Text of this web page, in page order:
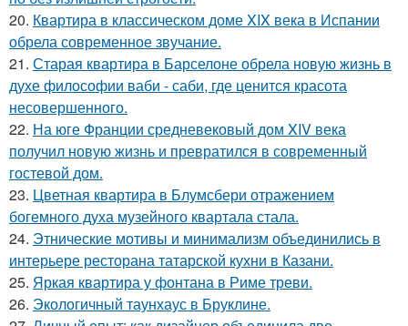
20. Квартира в классическом доме XIX века в Испании
обрела современное звучание.
21. Старая квартира в Барселоне обрела новую жизнь в
духе философии ваби - саби, где ценится красота
несовершенного.
22. На юге Франции средневековый дом XIV века
получил новую жизнь и превратился в современный
гостевой дом.
23. Цветная квартира в Блумсбери отражением
богемного духа музейного квартала стала.
24. Этнические мотивы и минимализм объединились в
интерьере ресторана татарской кухни в Казани.
25. Яркая квартира у фонтана в Риме треви.
26. Экологичный таунхаус в Бруклине.